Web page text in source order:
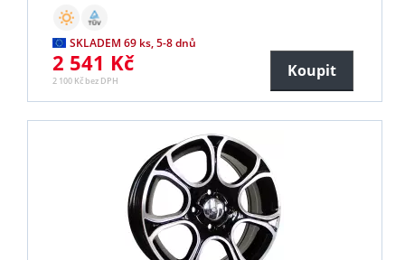
SKLADEM 69 ks, 5-8 dnů
2 541 Kč
2 100 Kč bez DPH
Koupit